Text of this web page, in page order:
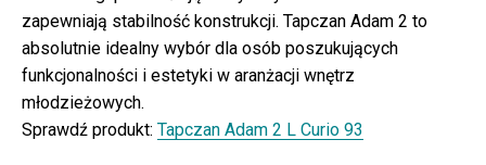
zapewniają stabilność konstrukcji. Tapczan Adam 2 to
absolutnie idealny wybór dla osób poszukujących
funkcjonalności i estetyki w aranżacji wnętrz
młodzieżowych.
Sprawdź produkt: Tapczan Adam 2 L Curio 93